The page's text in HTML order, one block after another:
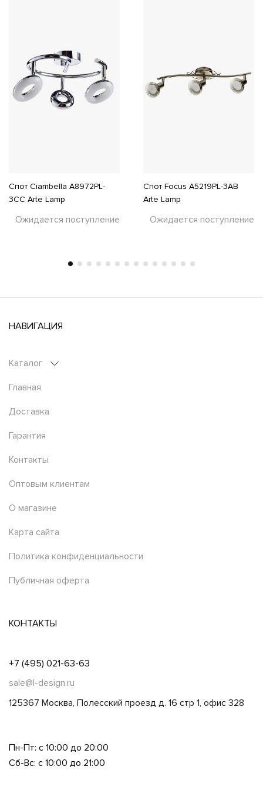
Спот Ciambella A8972PL-
3CC Arte Lamp
Ожидается поступление
Спот Focus A5219PL-3AB
Arte Lamp
Ожидается поступление
НАВИГАЦИЯ
Каталог
Главная
Доставка
Гарантия
Контакты
Оптовым клиентам
О магазине
Карта сайта
Политика конфиденциальности
Публичная оферта
КОНТАКТЫ
+7 (495) 021-63-63
sale@l-design.ru
125367 Москва, Полесский проезд д. 16 стр 1, офис 328
Пн-Пт: с 10:00 до 20:00
Сб-Вс: с 10:00 до 21:00